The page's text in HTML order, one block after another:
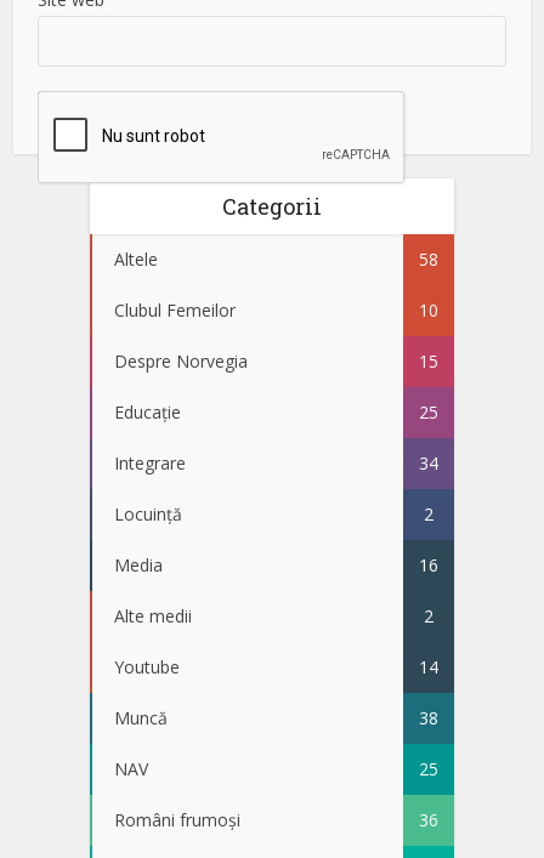
Categorii
Altele 58
Clubul Femeilor 10
Despre Norvegia 15
Educație 25
Integrare 34
Locuință 2
Media 16
Alte medii 2
Youtube 14
Muncă 38
NAV 25
Români frumoși 36